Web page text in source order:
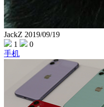
JackZ 2019/09/19
1
0
手机